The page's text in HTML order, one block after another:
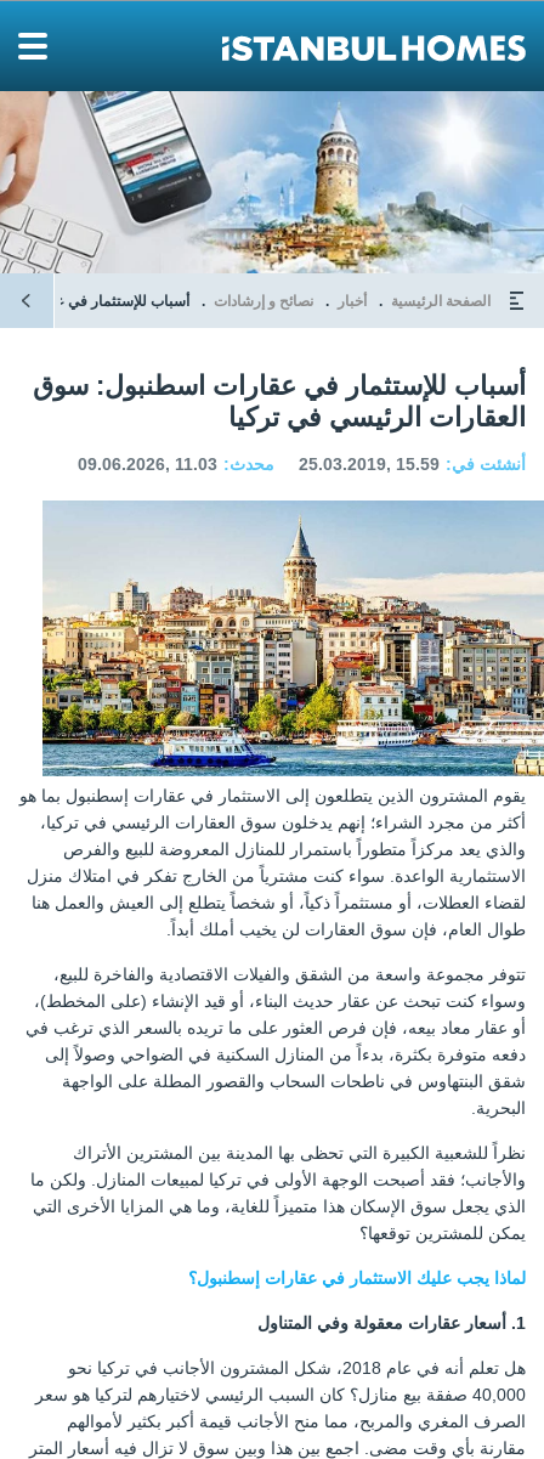
الصفحة الرئيسية أخبار نصائح و إرشادات أسباب للإستثمار في عقارات
أسباب للإستثمار في عقارات اسطنبول: سوق
العقارات الرئيسي في تركيا
أنشئت في: 25.03.2019, 15.59 محدث: 09.06.2026, 11.03
يقوم المشترون الذين يتطلعون إلى الاستثمار في عقارات إسطنبول بما هو
أكثر من مجرد الشراء؛ إنهم يدخلون سوق العقارات الرئيسي في تركيا،
والذي يعد مركزاً متطوراً باستمرار للمنازل المعروضة للبيع والفرص
الاستثمارية الواعدة. سواء كنت مشترياً من الخارج تفكر في امتلاك منزل
لقضاء العطلات، أو مستثمراً ذكياً، أو شخصاً يتطلع إلى العيش والعمل هنا
طوال العام، فإن سوق العقارات لن يخيب أملك أبداً.
تتوفر مجموعة واسعة من الشقق والفيلات الاقتصادية والفاخرة للبيع،
وسواء كنت تبحث عن عقار حديث البناء، أو قيد الإنشاء (على المخطط)،
أو عقار معاد بيعه، فإن فرص العثور على ما تريده بالسعر الذي ترغب في
دفعه متوفرة بكثرة، بدءاً من المنازل السكنية في الضواحي وصولاً إلى
شقق البنتهاوس في ناطحات السحاب والقصور المطلة على الواجهة
البحرية.
نظراً للشعبية الكبيرة التي تحظى بها المدينة بين المشترين الأتراك
والأجانب؛ فقد أصبحت الوجهة الأولى في تركيا لمبيعات المنازل. ولكن ما
الذي يجعل سوق الإسكان هذا متميزاً للغاية، وما هي المزايا الأخرى التي
يمكن للمشترين توقعها؟
لماذا يجب عليك الاستثمار في عقارات إسطنبول؟
1. أسعار عقارات معقولة وفي المتناول
هل تعلم أنه في عام 2018، شكل المشترون الأجانب في تركيا نحو
40,000 صفقة بيع منازل؟ كان السبب الرئيسي لاختيارهم لتركيا هو سعر
الصرف المغري والمربح، مما منح الأجانب قيمة أكبر بكثير لأموالهم
مقارنة بأي وقت مضى. اجمع بين هذا وبين سوق لا تزال فيه أسعار المتر